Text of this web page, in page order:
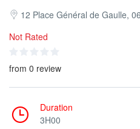
12 Place Général de Gaulle,
Not Rated
from 0 review
Duration
3H00